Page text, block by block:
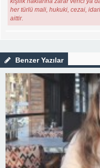
her türlü mali, hukuki, cezai,
aittir.
Benzer Yazılar